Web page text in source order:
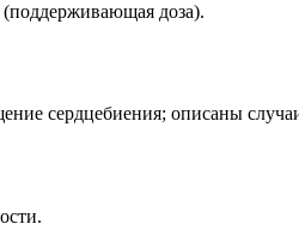
доза).
сердцебиения; описаны